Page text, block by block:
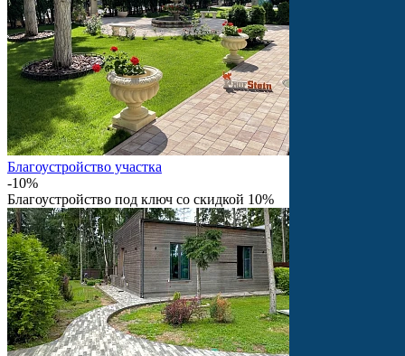
Благоустройство участка
-10%
Благоустройство под ключ со скидкой 10%